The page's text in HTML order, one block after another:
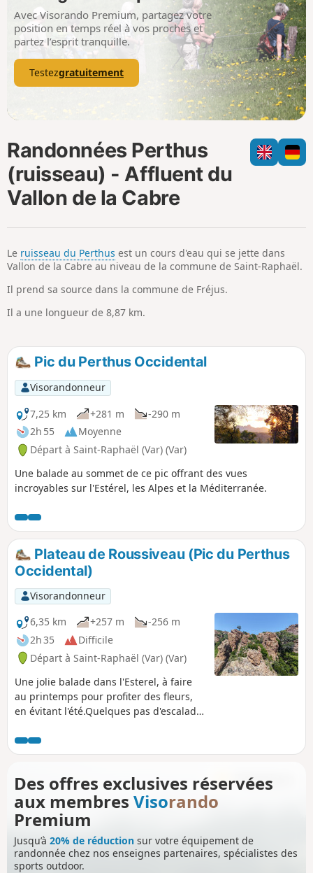
m
p
i
Avec Visorando Premium, partagez votre
position en temps réel à vos proches et
partez l’esprit tranquille.
Testezgratuitement
Randonnées Perthus
(ruisseau) - Affluent du
Vallon de la Cabre
Le ruisseau du Perthus est un cours d'eau qui se jette dans
Vallon de la Cabre au niveau de la commune de Saint-Raphaël.
Il prend sa source dans la commune de Fréjus.
Il a une longueur de 8,87 km.
Pic du Perthus Occidental
Visorandonneur
7,25 km
+281 m
-290 m
2h 55
Moyenne
Départ à Saint-Raphaël (Var) (Var)
Une balade au sommet de ce pic offrant des vues
incroyables sur l'Estérel, les Alpes et la Méditerranée.
Plateau de Roussiveau (Pic du Perthus
Occidental)
Visorandonneur
6,35 km
+257 m
-256 m
2h 35
Difficile
Départ à Saint-Raphaël (Var) (Var)
Une jolie balade dans l'Esterel, à faire
au printemps pour profiter des fleurs,
en évitant l'été.Quelques pas d'escalade
points de vue sur le massif, parfois
jusqu'à la mer.Attention ! L'itinéraire
(nécessite un bon sens de l'orientation
et de faire un peu d'escalade facile).
Des offres exclusives réservées
aux membres Visorando
Premium
Jusqu’à 20% de réduction sur votre équipement de
randonnée chez nos enseignes partenaires, spécialistes des
sports outdoor.